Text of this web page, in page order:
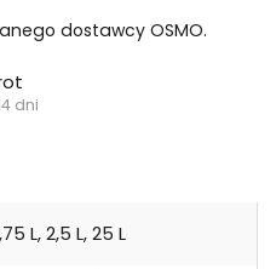
dostawcy OSMO.
dni
L, 2,5 L, 25 L